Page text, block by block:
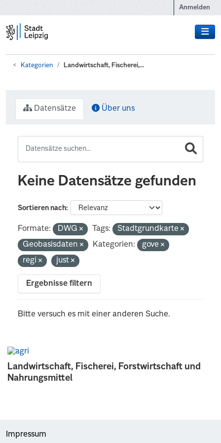
Anmelden
Kategorien Landwirtschaft, Fischerei,...
Landwirtschaft, Fischerei, Forstwirtschaft und
Nahrungsmittel
Datensätze Über uns
Keine Datensätze gefunden
Sortieren nach
Formate: DWG Tags:
Stadtgrundkarte
Geobasisdaten
Kategorien:
gove
regi
just
Ergebnisse filtern
Bitte versuch es mit einer anderen Suche.
Impressum